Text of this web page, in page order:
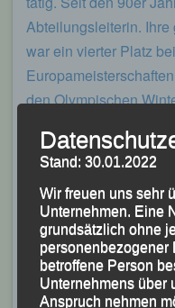
Abteilungsleiterin.
war ein vierter Platz
den Olympischen
erreichte. Die heutige
reiht sich in eine
Norbert Wimmerwar
passionierter Sportler.
Fünfkampf. nicht nur
im überregionalen
Stand: 30.01.2022
Wir freuen uns sehr
Unternehmen. Eine
grundsätzlich ohne
personenbezogener
betroffene Person
Unternehmens über
Anspruch nehmen